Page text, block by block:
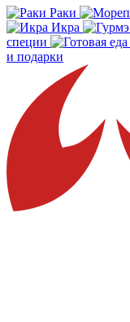
Раки
Икра
специи
и подарки